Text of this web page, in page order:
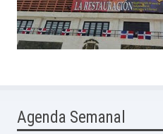
Agenda Semanal